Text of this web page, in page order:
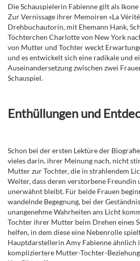
Die Schauspielerin Fabienne gilt als
Zur Vernissage ihrer Memoiren «La
Drehbuchautorin, mit Ehemann Hank,
Töchterchen Charlotte von New York
von Mutter und Tochter weckt
und es entwickelt sich eine radikale und
Auseinandersetzung zwischen zwei
Schauspiel.
Enthüllungen und
Schon bei der ersten Lektüre der
vieles darin, ihrer Meinung nach, nicht
Mutter zur Tochter, die in strahlendem
Weiter, dass deren verstorbene Freundin
unerwähnt bleibt. Für beide Frauen
wandelnde Begegnung, bei der
unangenehme Wahrheiten ans Licht
Tochter ihrer Mutter beim Drehen eines
helfen, in dem diese eine Nebenrolle
Hauptdarstellerin Amy Fabienne ähnlich
kompliziertere Mutter-Tochter-